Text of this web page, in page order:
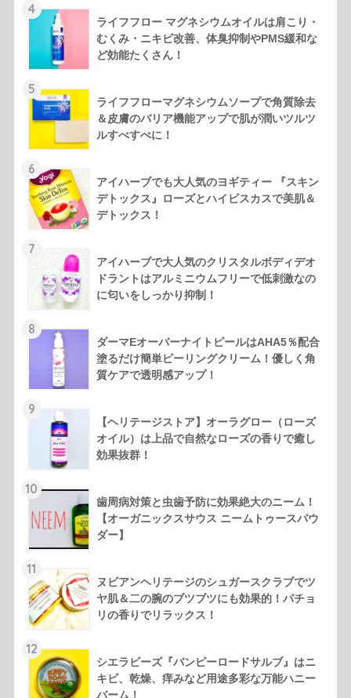
4
ライフフロー マグネシウムオイルは肩こり・
むくみ・ニキビ改善、体臭抑制やPMS緩和な
ど効能たくさん！
5
ライフフローマグネシウムソープで角質除去
＆皮膚のバリア機能アップで肌が潤いツルツ
ルすべすべに！
6
アイハーブでも大人気のヨギティー 『スキン
デトックス』ローズとハイビスカスで美肌＆
デトックス！
7
アイハーブで大人気のクリスタルボディデオ
ドラントはアルミニウムフリーで低刺激なの
に匂いをしっかり抑制！
8
ダーマEオーバーナイトピールはAHA5％配合
塗るだけ簡単ピーリングクリーム！優しく角
質ケアで透明感アップ！
9
【ヘリテージストア】オーラグロー（ローズ
オイル）は上品で自然なローズの香りで癒し
効果抜群！
10
歯周病対策と虫歯予防に効果絶大のニーム！
【オーガニックスサウス ニームトゥースパウ
ダー】
11
ヌビアンヘリテージのシュガースクラブでツ
ヤ肌＆二の腕のブツブツにも効果的！パチョ
リの香りでリラックス！
12
シエラビーズ『バンピーロードサルブ』はニ
キビ、乾燥、痒みなど用途多彩な万能ハニー
バーム！